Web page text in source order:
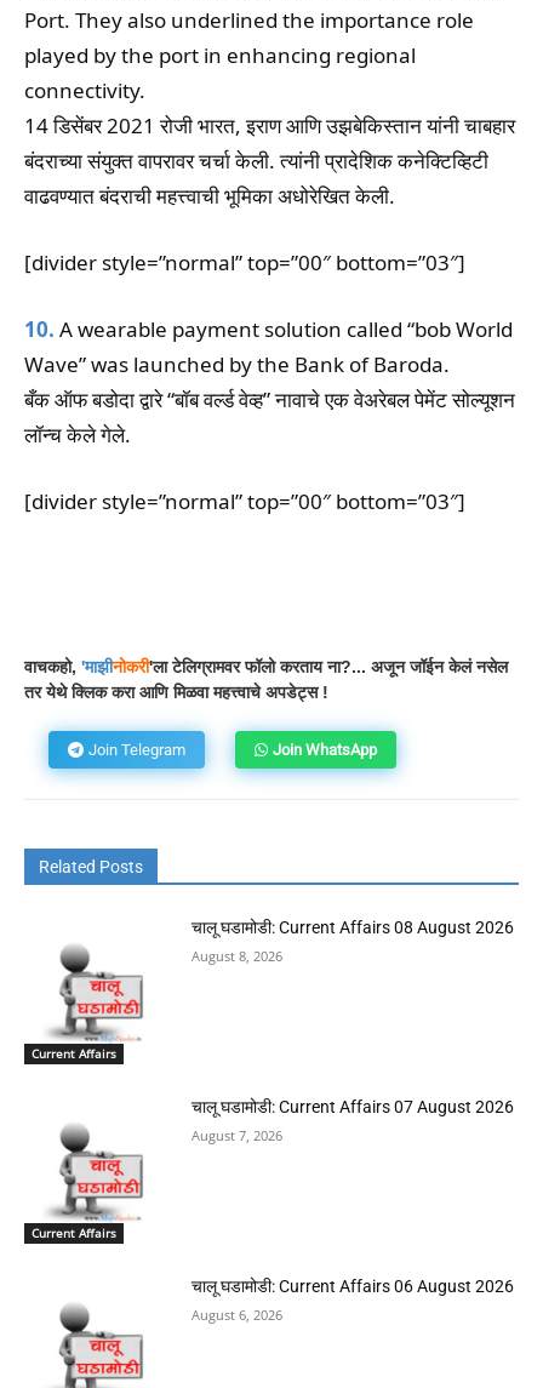
Port. They also underlined the importance role
played by the port in enhancing regional
connectivity.
14 डिसेंबर 2021 रोजी भारत, इराण आणि उझबेकिस्तान यांनी चाबहार
बंदराच्या संयुक्त वापरावर चर्चा केली. त्यांनी प्रादेशिक कनेक्टिव्हिटी
वाढवण्यात बंदराची महत्त्वाची भूमिका अधोरेखित केली.
[divider style=”normal” top=”00″ bottom=”03″]
10. A wearable payment solution called “bob World
Wave” was launched by the Bank of Baroda.
बँक ऑफ बडोदा द्वारे “बॉब वर्ल्ड वेव्ह” नावाचे एक वेअरेबल पेमेंट सोल्यूशन
लॉन्च केले गेले.
[divider style=”normal” top=”00″ bottom=”03″]
वाचकहो, 'माझीनोकरी'ला टेलिग्रामवर फॉलो करताय ना?... अजून जॉईन केलं नसेल
तर येथे क्लिक करा आणि मिळवा महत्त्वाचे अपडेट्स !
Join Telegram Join WhatsApp
Related Posts
Current Affairs
चालू घडामोडी: Current Affairs 08 August 2026
August 8, 2026
Current Affairs
चालू घडामोडी: Current Affairs 07 August 2026
August 7, 2026
चालू घडामोडी: Current Affairs 06 August 2026
August 6, 2026